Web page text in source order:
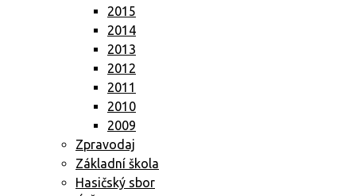
2015
2014
2013
2012
2011
2010
2009
Zpravodaj
Základní škola
Hasičský sbor